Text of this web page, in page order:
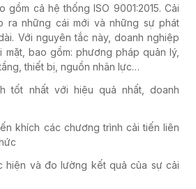
gồm cả hệ thống ISO 9001:2015. Cải
ra những cái mới và những sự phát
Với nguyên tắc này, doanh nghiệp
bao gồm: phương pháp quản lý,
thiết bị, nguồn nhân lực…
tốt nhất với hiệu quả nhất, doanh
khích các chương trình cải tiến liên
hiện và đo lường kết quả của sự cải